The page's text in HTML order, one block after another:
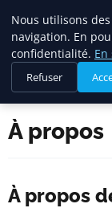
Citelya
Accueil À propos
À propos
À propos
Nous utilisons
navigation. En
confidentialité.
Refuser